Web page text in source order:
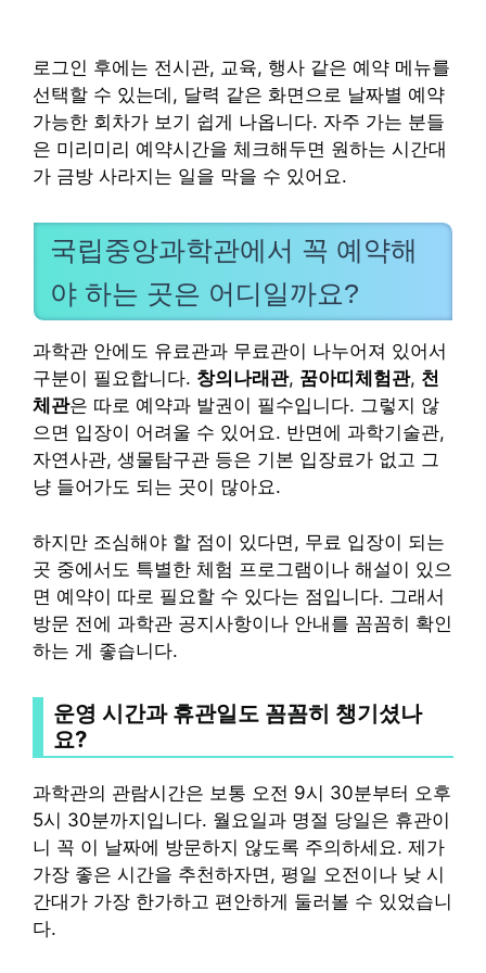
로그인 후에는 전시관, 교육, 행사 같은 예약 메뉴를
선택할 수 있는데, 달력 같은 화면으로 날짜별 예약
가능한 회차가 보기 쉽게 나옵니다. 자주 가는 분들
은 미리미리 예약시간을 체크해두면 원하는 시간대
가 금방 사라지는 일을 막을 수 있어요.
국립중앙과학관에서 꼭 예약해
야 하는 곳은 어디일까요?
과학관 안에도 유료관과 무료관이 나누어져 있어서
구분이 필요합니다. 창의나래관, 꿈아띠체험관, 천
체관은 따로 예약과 발권이 필수입니다. 그렇지 않
으면 입장이 어려울 수 있어요. 반면에 과학기술관,
자연사관, 생물탐구관 등은 기본 입장료가 없고 그
냥 들어가도 되는 곳이 많아요.
하지만 조심해야 할 점이 있다면, 무료 입장이 되는
곳 중에서도 특별한 체험 프로그램이나 해설이 있으
면 예약이 따로 필요할 수 있다는 점입니다. 그래서
방문 전에 과학관 공지사항이나 안내를 꼼꼼히 확인
하는 게 좋습니다.
운영 시간과 휴관일도 꼼꼼히 챙기셨나
요?
과학관의 관람시간은 보통 오전 9시 30분부터 오후
5시 30분까지입니다. 월요일과 명절 당일은 휴관이
니 꼭 이 날짜에 방문하지 않도록 주의하세요. 제가
가장 좋은 시간을 추천하자면, 평일 오전이나 낮 시
간대가 가장 한가하고 편안하게 둘러볼 수 있었습니
다.